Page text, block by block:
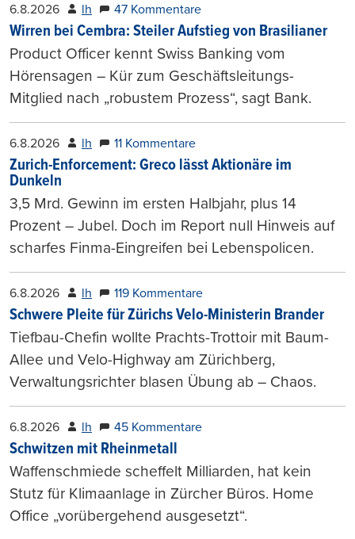
6.8.2026 lh 47 Kommentare
Wirren bei Cembra: Steiler Aufstieg von Brasilianer
Product Officer kennt Swiss Banking vom
Hörensagen – Kür zum Geschäftsleitungs-
Mitglied nach „robustem Prozess“, sagt Bank.
6.8.2026 lh 11 Kommentare
Zurich-Enforcement: Greco lässt Aktionäre im
Dunkeln
3,5 Mrd. Gewinn im ersten Halbjahr, plus 14
Prozent – Jubel. Doch im Report null Hinweis auf
scharfes Finma-Eingreifen bei Lebenspolicen.
6.8.2026 lh 119 Kommentare
Schwere Pleite für Zürichs Velo-Ministerin Brander
Tiefbau-Chefin wollte Prachts-Trottoir mit Baum-
Allee und Velo-Highway am Zürichberg,
Verwaltungsrichter blasen Übung ab – Chaos.
6.8.2026 lh 45 Kommentare
Schwitzen mit Rheinmetall
Waffenschmiede scheffelt Milliarden, hat kein
Stutz für Klimaanlage in Zürcher Büros. Home
Office „vorübergehend ausgesetzt“.